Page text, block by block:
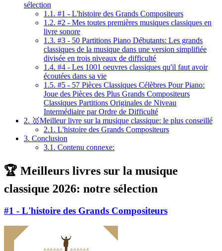
sélection
1.1. #1 - L'histoire des Grands Compositeurs
1.2. #2 - Mes toutes premières musiques classiques en
livre sonore
1.3. #3 - 50 Partitions Piano Débutants: Les grands
classiques de la musique dans une version simplifiée
divisée en trois niveaux de difficulté
1.4. #4 - Les 1001 oeuvres classiques qu'il faut avoir
écoutées dans sa vie
1.5. #5 - 57 Pièces Classiques Célèbres Pour Piano:
Joue des Pièces des Plus Grands Compositeurs
Classiques Partitions Originales de Niveau
Intermédiaire par Ordre de Difficulté
2. 🥇Meilleur livre sur la musique classique: le plus conseillé
2.1. L'histoire des Grands Compositeurs
3. Conclusion
3.1. Contenu connexe:
🏆 Meilleurs livres sur la musique
classique 2026: notre sélection
#1 - L'histoire des Grands Compositeurs